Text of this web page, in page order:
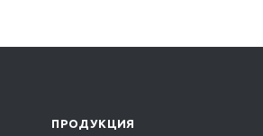
ПРОДУКЦИЯ